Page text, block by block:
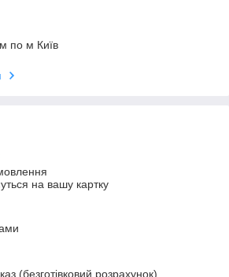
по м Київ
на вашу картку
(безготівковий розрахунок)